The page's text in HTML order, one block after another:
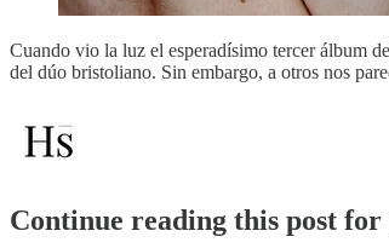
Cuando vio la luz el esperadísimo tercer álbum
del dúo bristoliano. Sin embargo, a otros nos
Continue reading this post